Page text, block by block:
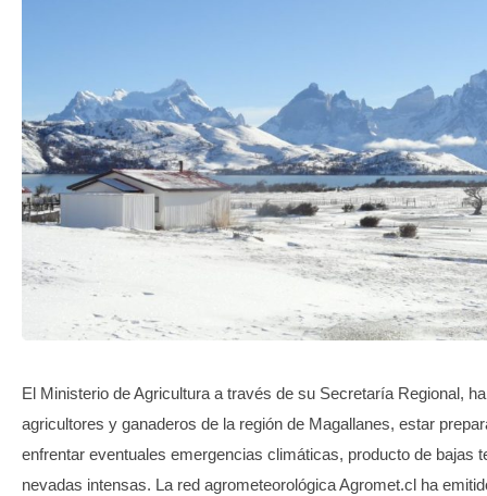
TRANSPARENCIA
El Ministerio de Agricultura a través de su Secretaría Regional,
agricultores y ganaderos de la región de Magallanes, estar
enfrentar eventuales emergencias climáticas, producto de bajas
nevadas intensas. La red agrometeorológica Agromet.cl ha